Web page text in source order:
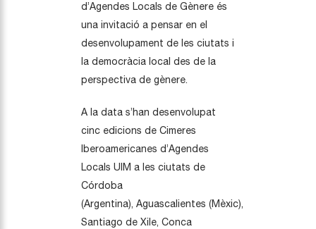
d’Agendes Locals de Gènere és
una invitació a pensar en el
desenvolupament de les ciutats i
la democràcia local des de la
perspectiva de gènere.
A la data s’han desenvolupat
cinc edicions de Cimeres
Iberoamericanes d’Agendes
Locals UIM a les ciutats de
Córdoba
(Argentina), Aguascalientes (Mèxic),
Santiago de Xile, Conca